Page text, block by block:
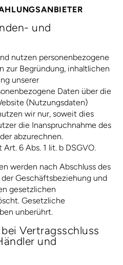
und
nutzen personenbezogene
zur Begründung, inhaltlichen
unserer
Daten über die
(Nutzungsdaten)
wir nur, soweit dies
die Inanspruchnahme des
abzurechnen.
6 Abs. 1 lit. b DSGVO.
werden nach Abschluss des
Geschäftsbeziehung und
gesetzlichen
Gesetzliche
unberührt.
Vertragsschluss
und